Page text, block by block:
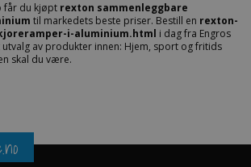
får du kjøpt rexton sammenleggbare
til markedets beste priser. Bestill en rexton-
i-aluminium.html i dag fra Engros
utvalg av produkter innen: Hjem, sport og fritids
skal du være.